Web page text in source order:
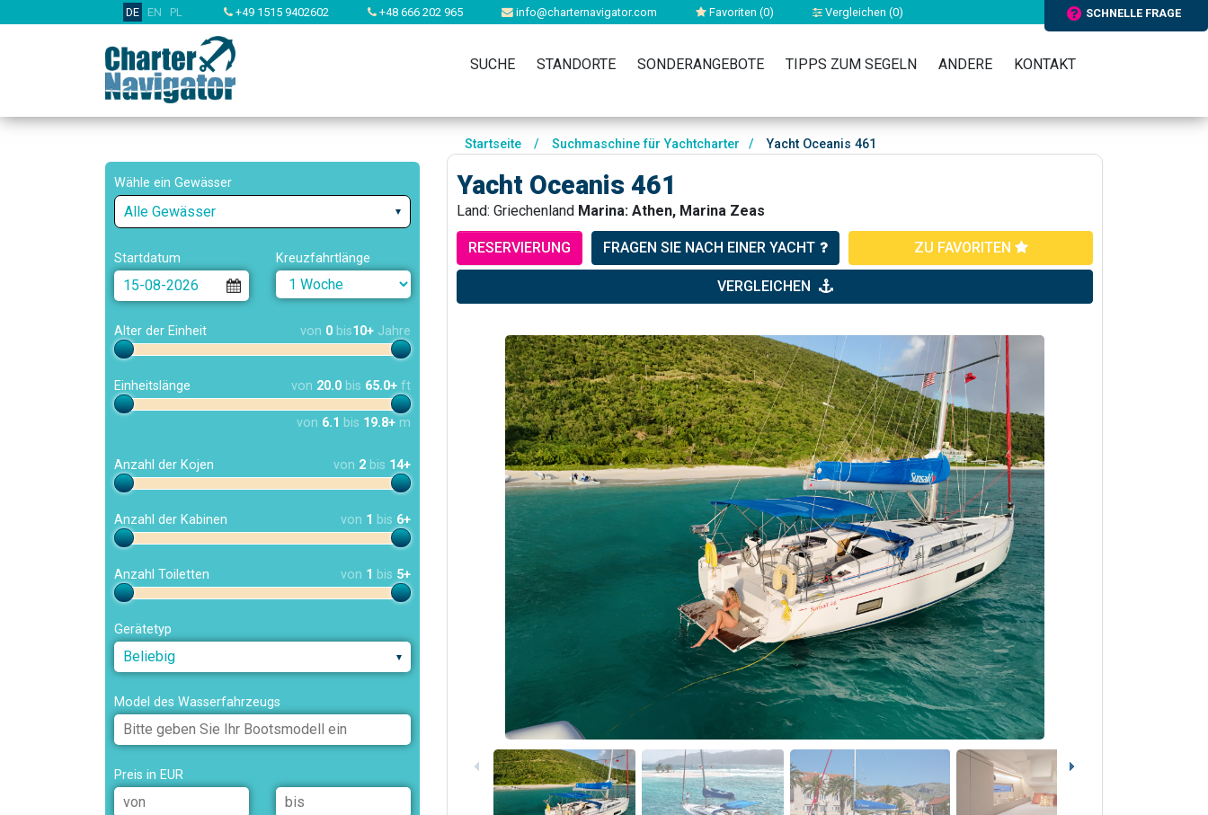
DE EN PL +49 1515 9402602 +48 666 202 965 info@charternavigator.com Favoriten (0) Vergleichen (0) SCHNELLE FRAGE
SUCHE STANDORTE SONDERANGEBOTE TIPPS ZUM SEGELN ANDERE KONTAKT
Wähle ein Gewässer
Alle Gewässer
Startdatum Kreuzfahrtlänge
Alter der Einheit von 0 bis10+ Jahre
Einheitslänge von 20.0 bis 65.0+ ft
von 6.1 bis 19.8+ m
Anzahl der Kojen von 2 bis 14+
Anzahl der Kabinen von 1 bis 6+
Anzahl Toiletten von 1 bis 5+
Gerätetyp
Beliebig
Model des Wasserfahrzeugs
Preis in EUR
Startseite / Suchmaschine für Yachtcharter / Yacht Oceanis 461
Yacht Oceanis 461
Land: Griechenland Marina: Athen, Marina Zeas
RESERVIERUNG FRAGEN SIE NACH EINER YACHT ZU FAVORITEN
VERGLEICHEN